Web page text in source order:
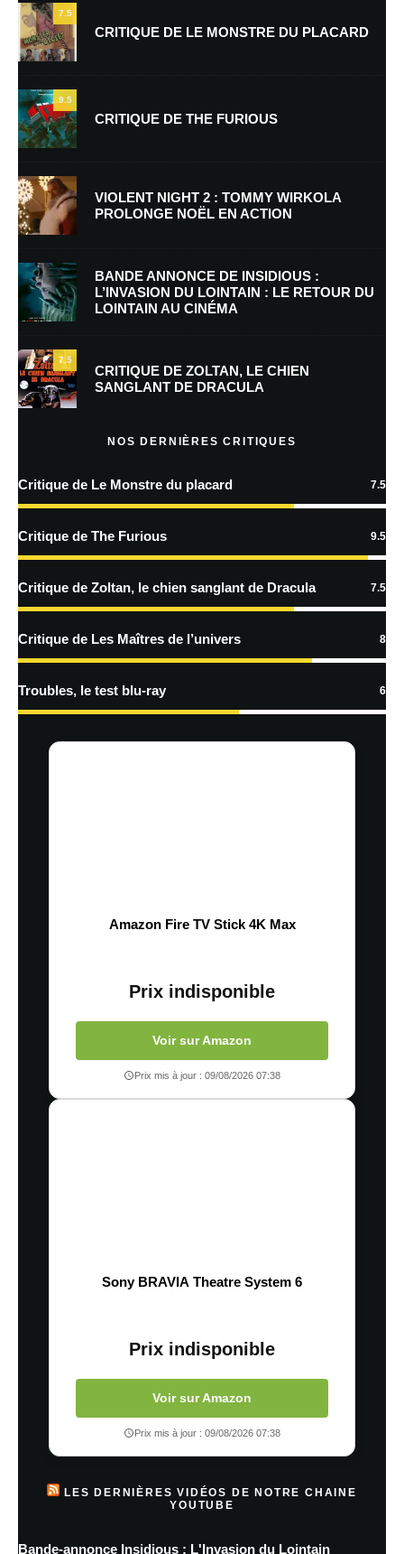
Nom*
E-mail *
Enregistrer mon nom, mon e-mail et mon site dans le navigateur pour
mon prochain commentaire.
Prévenez-moi de tous les nouveaux commentaires par e-mail.
Prévenez-moi de tous les nouveaux articles par e-mail.
En savoir
traitées
7.5
CRITIQUE DE LE MONSTRE DU PLACARD
9.5
CRITIQUE DE THE FURIOUS
VIOLENT NIGHT 2 : TOMMY WIRKOLA
PROLONGE NOËL EN ACTION
BANDE ANNONCE DE INSIDIOUS :
L’INVASION DU LOINTAIN : LE RETOUR DU
LOINTAIN AU CINÉMA
7.5
CRITIQUE DE ZOLTAN, LE CHIEN
SANGLANT DE DRACULA
NOS DERNIÈRES CRITIQUES
Critique de Le Monstre du placard 7.5
Critique de The Furious 9.5
Critique de Zoltan, le chien sanglant de Dracula 7.5
Critique de Les Maîtres de l’univers 8
Troubles, le test blu-ray 6
Amazon Fire TV Stick 4K Max
Prix indisponible
Voir sur Amazon
Prix mis à jour : 09/08/2026 07:38
Sony BRAVIA Theatre System 6
Prix indisponible
Voir sur Amazon
Prix mis à jour : 09/08/2026 07:38
LES DERNIÈRES VIDÉOS DE NOTRE CHAINE
YOUTUBE
Bande-annonce Insidious : L'Invasion du Lointain